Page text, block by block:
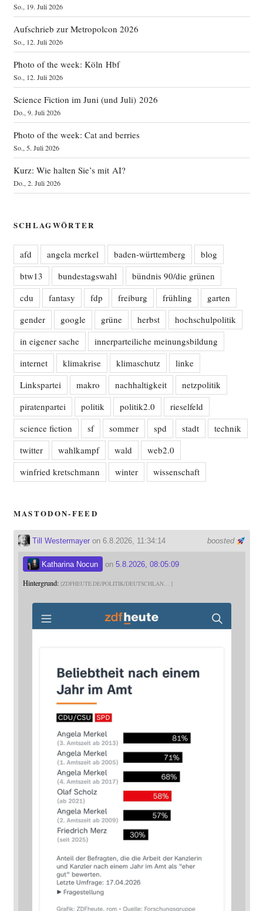
So., 19. Juli 2026
Aufschrieb zur Metropolcon 2026
So., 12. Juli 2026
Photo of the week: Köln Hbf
So., 12. Juli 2026
Science Fiction im Juni (und Juli) 2026
Do., 9. Juli 2026
Photo of the week: Cat and berries
So., 5. Juli 2026
Kurz: Wie halten Sie’s mit AI?
Do., 2. Juli 2026
SCHLAGWÖRTER
afd angela merkel baden-württemberg
blog
btw13
bundestagswahl
bündnis 90/die grünen
cdu
fantasy fdp freiburg frühling
garten
gender
google grüne herbst
hochschulpolitik
in eigener sache
innerparteiliche meinungsbildung
internet
klimakrise klimaschutz
linke
Linkspartei
makro nachhaltigkeit
netzpolitik
piratenpartei
politik politik2.0
rieselfeld
science fiction
sf sommer spd stadt
technik
twitter
wahlkampf wald
web2.0
winfried kretschmann
winter wissenschaft
MASTODON-FEED
boosted
Till Westermayeron 6.8.2026, 11:34:14
Katharina Nocun on 5.8.2026, 08:05:09
Hintergrund: ZDFHEUTE.DE/POLITIK/DEUTSCHLAN